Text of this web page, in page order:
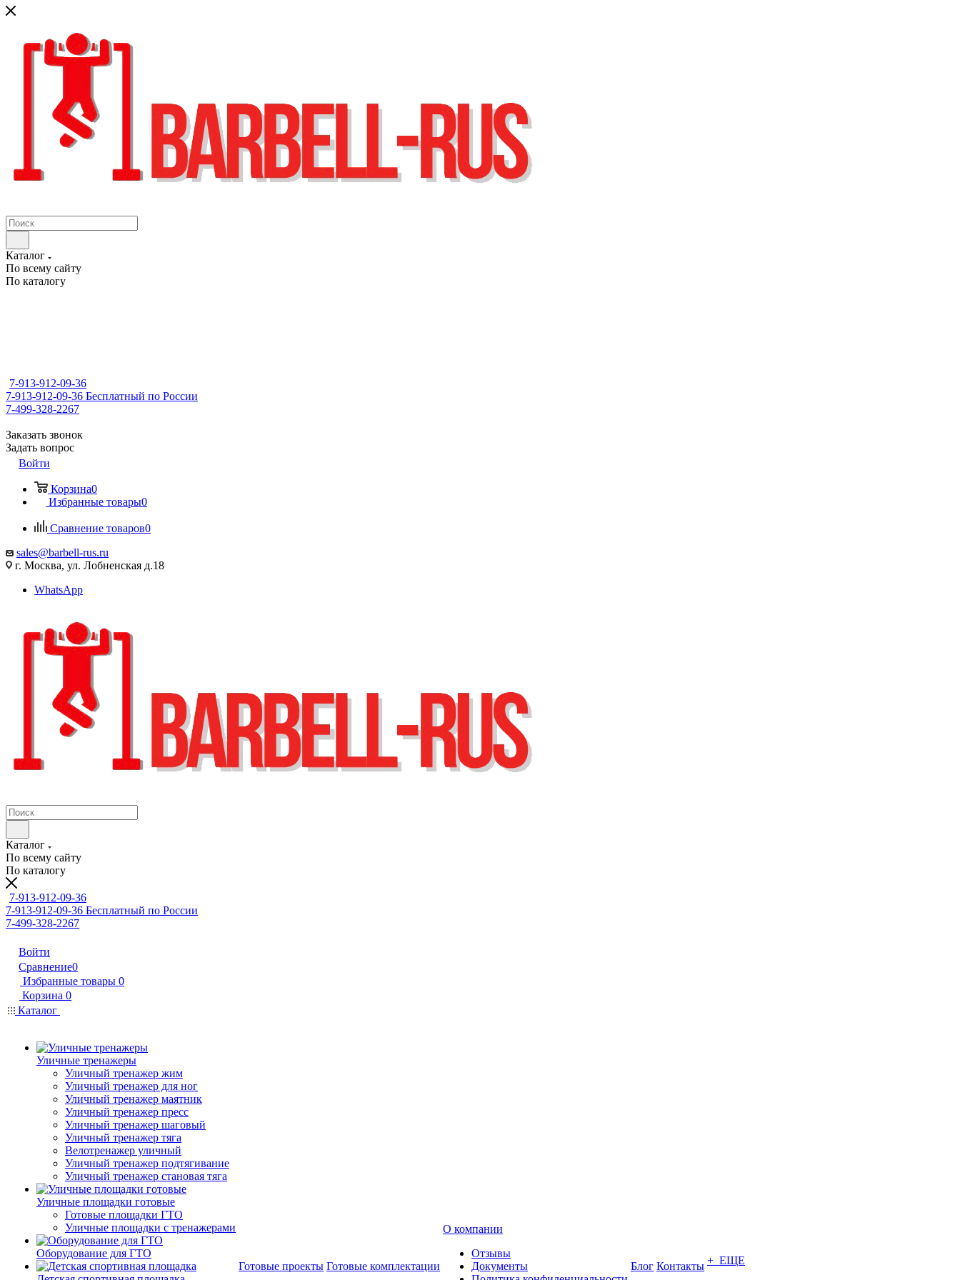
Каталог
По всему сайту
По каталогу
7-913-912-09-36
7-913-912-09-36 Бесплатный по России
7-499-328-2267
Заказать звонок
Задать вопрос
Войти
Корзина0
Избранные товары0
Сравнение товаров0
sales@barbell-rus.ru
г. Москва, ул. Лобненская д.18
WhatsApp
Каталог
По всему сайту
По каталогу
7-913-912-09-36
7-913-912-09-36 Бесплатный по России
7-499-328-2267
Войти
Сравнение0
Избранные товары 0
Корзина 0
Каталог
Уличные тренажеры
Уличный тренажер жим
Уличный тренажер для ног
Уличный тренажер маятник
Уличный тренажер пресс
Уличный тренажер шаговый
Уличный тренажер тяга
Велотренажер уличный
Уличный тренажер подтягивание
Уличный тренажер становая тяга
Уличные площадки готовые
Готовые площадки ГТО
Уличные площадки с тренажерами
Оборудование для ГТО
Готовые проекты Готовые комплектации
О компании
Отзывы
Документы
Блог Контакты + ЕЩЕ